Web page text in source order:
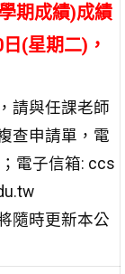
期成績)成績
(星期二)，
請與任課老師
查申請單，電
電子信箱: ccs
隨時更新本公